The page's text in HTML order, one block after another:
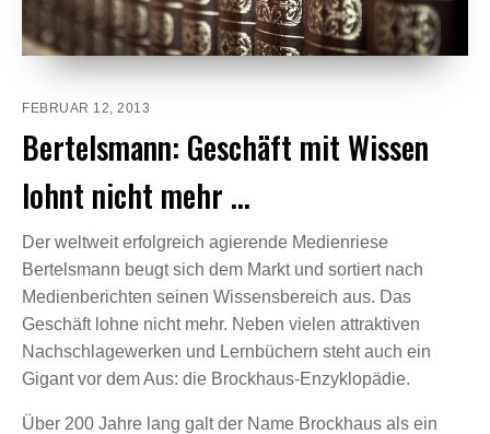
FEBRUAR 12, 2013
Bertelsmann: Geschäft mit Wissen
lohnt nicht mehr …
Der weltweit erfolgreich agierende Medienriese
Bertelsmann beugt sich dem Markt und sortiert nach
Medienberichten seinen Wissensbereich aus. Das
Geschäft lohne nicht mehr. Neben vielen attraktiven
Nachschlagewerken und Lernbüchern steht auch ein
Gigant vor dem Aus: die Brockhaus-Enzyklopädie.
Über 200 Jahre lang galt der Name Brockhaus als ein